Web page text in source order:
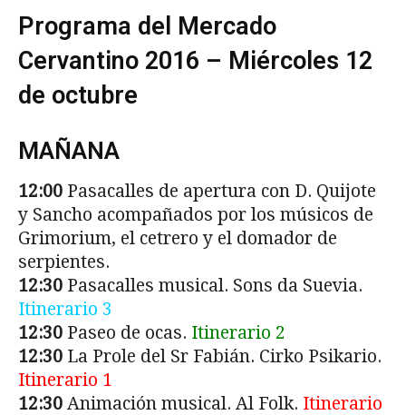
Programa del Mercado
Cervantino 2016 – Miércoles 12
de octubre
MAÑANA
12:00 Pasacalles de apertura con D. Quijote
y Sancho acompañados por los músicos de
Grimorium, el cetrero y el domador de
serpientes.
12:30 Pasacalles musical. Sons da Suevia.
Itinerario 3
12:30 Paseo de ocas. Itinerario 2
12:30 La Prole del Sr Fabián. Cirko Psikario.
Itinerario 1
12:30 Animación musical. Al Folk. Itinerario